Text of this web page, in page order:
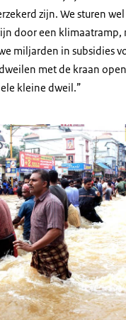
zijn. We sturen
door een klimaatramp,
miljarden in subsidies
met de kraan
kleine dweil.”
in India